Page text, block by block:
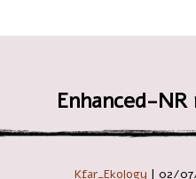
Kfar_Ekology |02/